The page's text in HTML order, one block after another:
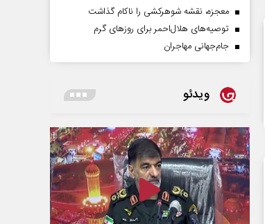
معجزه، نقشه شوهرکشی را ناکام گذاشت
توصیه‌های هلال‌احمر برای روز‌های گرم
جام‌جهانی مهاجران
ویدئو